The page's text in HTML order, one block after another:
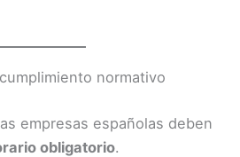
normativo
empresas españolas deben
obligatorio.